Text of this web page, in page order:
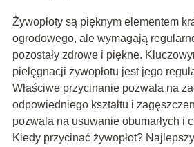
Żywopłoty są pięknym elementem
ogrodowego, ale wymagają
pozostały zdrowe i piękne.
pielęgnacji żywopłotu jest jego
Właściwe przycinanie pozwala na
odpowiedniego kształtu i
pozwala na usuwanie obumarłych i
Kiedy przycinać żywopłot?